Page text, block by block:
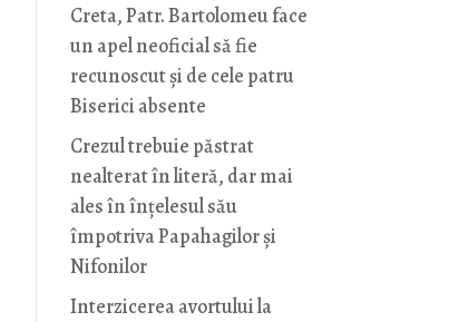
Creta, Patr. Bartolomeu face
un apel neoficial să fie
recunoscut și de cele patru
Biserici absente
Crezul trebuie păstrat
nealterat în literă, dar mai
ales în înțelesul său
împotriva Papahagilor și
Nifonilor
Interzicerea avortului la